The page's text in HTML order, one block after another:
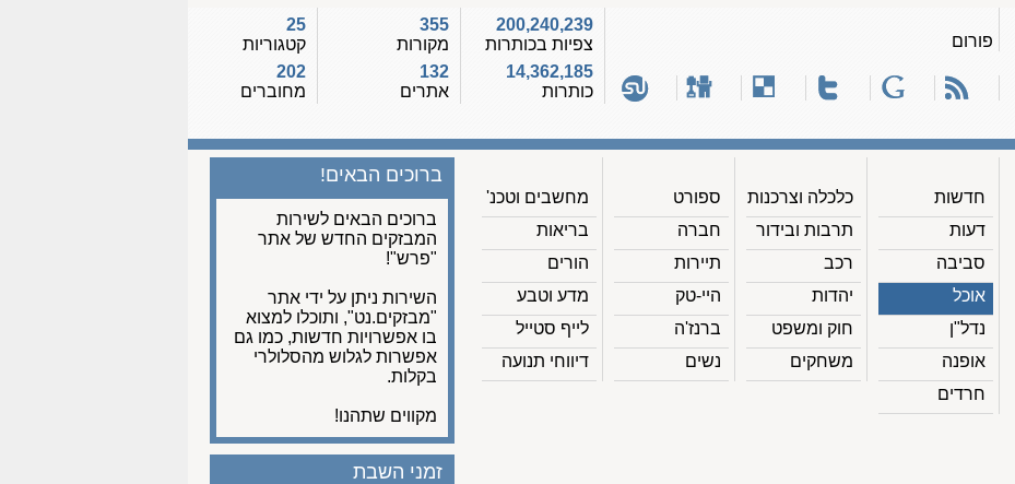
פורום
200,240,239
צפיות בכותרות
14,362,185
כותרות
355
מקורות
132
אתרים
25
קטגוריות
202
מחוברים
חדשות
דעות
סביבה
אוכל
נדל"ן
אופנה
חרדים
כלכלה וצרכנות
תרבות ובידור
רכב
יהדות
חוק ומשפט
משחקים
ספורט
חברה
תיירות
היי-טק
ברנז'ה
נשים
מחשבים וטכנ'
בריאות
הורים
מדע וטבע
לייף סטייל
דיווחי תנועה
ברוכים הבאים!
ברוכים הבאים לשירות
המבזקים החדש של אתר
"פרש"!
השירות ניתן על ידי אתר
"מבזקים.נט", ותוכלו למצוא
בו אפשרויות חדשות, כמו גם
אפשרות לגלוש מהסלולרי
בקלות.
מקווים שתהנו!
זמני השבת